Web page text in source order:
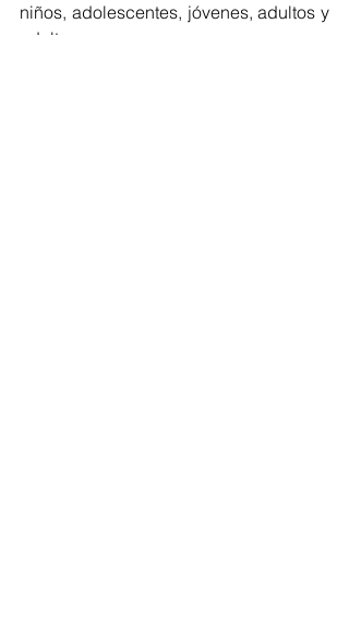
niños, adolescentes, jóvenes, adultos y
adultos mayores.